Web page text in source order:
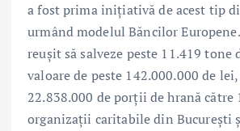
a fost prima inițiativă de acest tip
urmând modelul Băncilor
reușit să salveze peste 11.419 tone
valoare de peste 142.000.000 de
22.838.000 de porții de hrană către
organizații caritabile din București